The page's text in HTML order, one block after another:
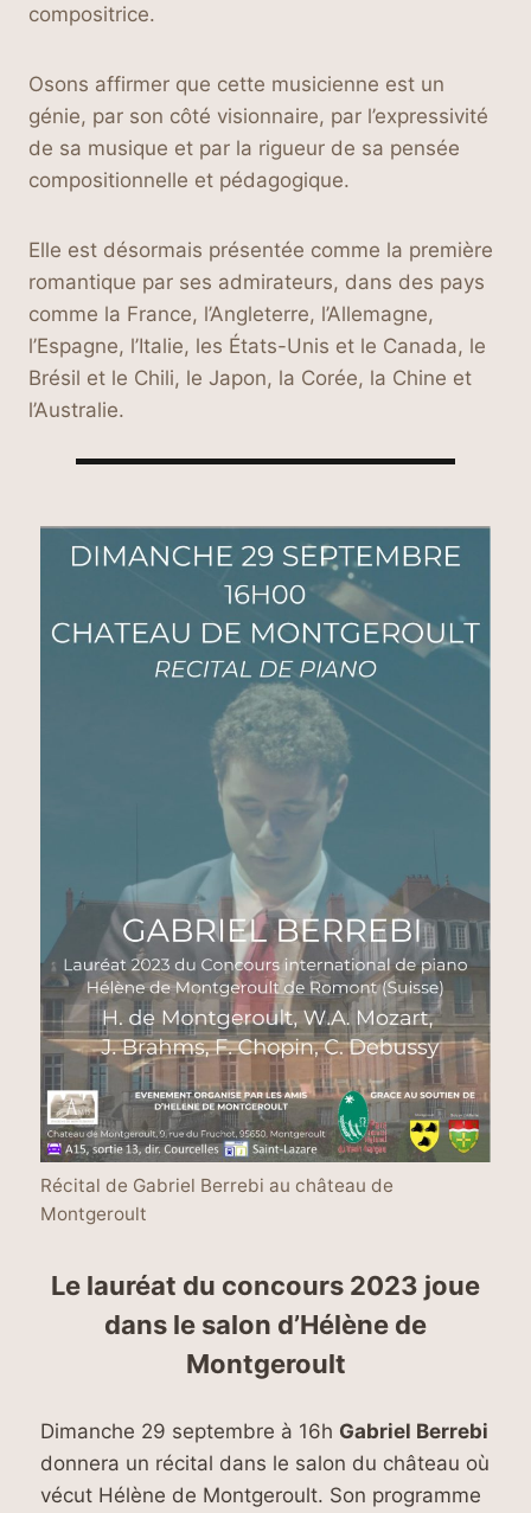
compositrice.
Osons affirmer que cette musicienne est un
génie, par son côté visionnaire, par l’expressivité
de sa musique et par la rigueur de sa pensée
compositionnelle et pédagogique.
Elle est désormais présentée comme la première
romantique par ses admirateurs, dans des pays
comme la France, l’Angleterre, l’Allemagne,
l’Espagne, l’Italie, les États-Unis et le Canada, le
Brésil et le Chili, le Japon, la Corée, la Chine et
l’Australie.
Récital de Gabriel Berrebi au château de
Montgeroult
Le lauréat du concours 2023 joue
dans le salon d’Hélène de
Montgeroult
Dimanche 29 septembre à 16h Gabriel Berrebi
donnera un récital dans le salon du château où
vécut Hélène de Montgeroult. Son programme